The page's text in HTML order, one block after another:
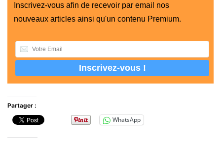
Inscrivez-vous afin de recevoir par email nos
nouveaux articles ainsi qu'un contenu Premium.
Partager :
WhatsApp